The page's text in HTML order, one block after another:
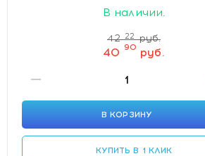
В наличии.
42 22 руб.
40 90 руб.
В КОРЗИНУ
КУПИТЬ В 1 КЛИК